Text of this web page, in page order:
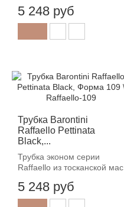
5 248 руб
Трубка Barontini
Raffaello Pettinata
Black,...
Трубка эконом серии
Raffaello из тосканской мас
5 248 руб